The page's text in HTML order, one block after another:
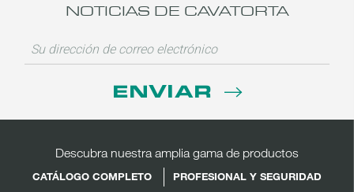
NOTICIAS DE CAVATORTA
ENVIAR
Descubra nuestra amplia gama de productos
CATÁLOGO COMPLETO
PROFESIONAL Y SEGURIDAD